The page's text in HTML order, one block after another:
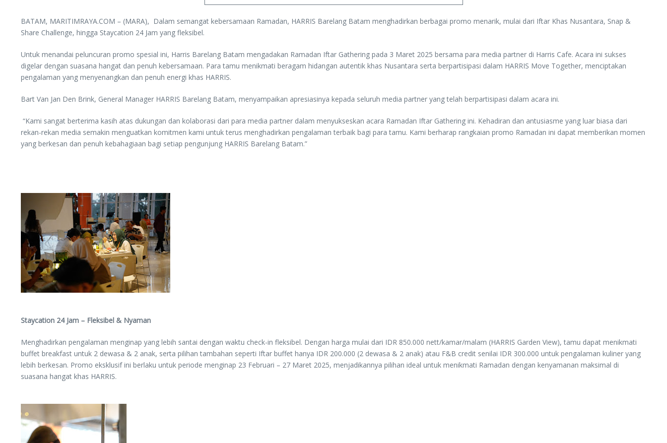
BATAM, MARITIMRAYA.COM – (MARA), Dalam semangat kebersamaan Ramadan, HARRIS Barelang Batam menghadirkan berbagai promo menarik, mulai dari Iftar Khas Nusantara, Snap &
Share Challenge, hingga Staycation 24 Jam yang fleksibel.
Untuk menandai peluncuran promo spesial ini, Harris Barelang Batam mengadakan Ramadan Iftar Gathering pada 3 Maret 2025 bersama para media partner di Harris Cafe. Acara ini sukses
digelar dengan suasana hangat dan penuh kebersamaan. Para tamu menikmati beragam hidangan autentik khas Nusantara serta berpartisipasi dalam HARRIS Move Together, menciptakan
pengalaman yang menyenangkan dan penuh energi khas HARRIS.
Bart Van Jan Den Brink, General Manager HARRIS Barelang Batam, menyampaikan apresiasinya kepada seluruh media partner yang telah berpartisipasi dalam acara ini.
“Kami sangat berterima kasih atas dukungan dan kolaborasi dari para media partner dalam menyukseskan acara Ramadan Iftar Gathering ini. Kehadiran dan antusiasme yang luar biasa dari
rekan-rekan media semakin menguatkan komitmen kami untuk terus menghadirkan pengalaman terbaik bagi para tamu. Kami berharap rangkaian promo Ramadan ini dapat memberikan momen
yang berkesan dan penuh kebahagiaan bagi setiap pengunjung HARRIS Barelang Batam.”
Staycation 24 Jam – Fleksibel & Nyaman
Menghadirkan pengalaman menginap yang lebih santai dengan waktu check-in fleksibel. Dengan harga mulai dari IDR 850.000 nett/kamar/malam (HARRIS Garden View), tamu dapat menikmati
buffet breakfast untuk 2 dewasa & 2 anak, serta pilihan tambahan seperti Iftar buffet hanya IDR 200.000 (2 dewasa & 2 anak) atau F&B credit senilai IDR 300.000 untuk pengalaman kuliner yang
lebih berkesan. Promo eksklusif ini berlaku untuk periode menginap 23 Februari – 27 Maret 2025, menjadikannya pilihan ideal untuk menikmati Ramadan dengan kenyamanan maksimal di
suasana hangat khas HARRIS.